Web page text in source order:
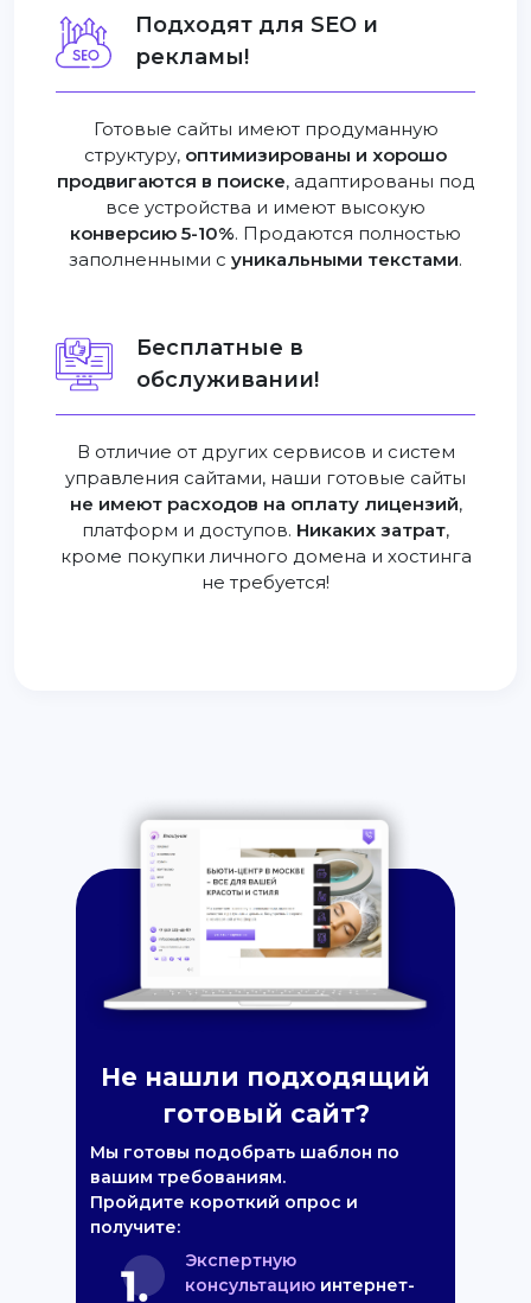
Подходят для SEO и
рекламы!
Готовые сайты имеют продуманную
структуру, оптимизированы и хорошо
продвигаются в поиске, адаптированы под
все устройства и имеют высокую
конверсию 5-10%. Продаются полностью
заполненными с уникальными текстами.
Бесплатные в
обслуживании!
В отличие от других сервисов и систем
управления сайтами, наши готовые сайты
не имеют расходов на оплату лицензий,
платформ и доступов. Никаких затрат,
кроме покупки личного домена и хостинга
не требуется!
Не нашли подходящий
готовый сайт?
Мы готовы подобрать шаблон по
вашим требованиям.
Пройдите короткий опрос и
получите:
Экспертную
консультацию интернет-